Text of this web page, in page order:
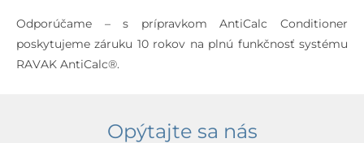
Odporúčame – s prípravkom AntiCalc Conditioner
poskytujeme záruku 10 rokov na plnú funkčnosť systému
RAVAK AntiCalc®.
Opýtajte sa nás